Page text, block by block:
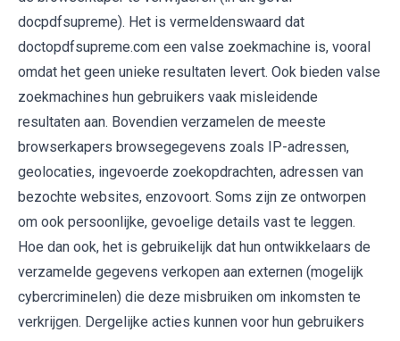
docpdfsupreme). Het is vermeldenswaard dat
doctopdfsupreme.com een ​​valse zoekmachine is, vooral
omdat het geen unieke resultaten levert. Ook bieden valse
zoekmachines hun gebruikers vaak misleidende
resultaten aan. Bovendien verzamelen de meeste
browserkapers browsegegevens zoals IP-adressen,
geolocaties, ingevoerde zoekopdrachten, adressen van
bezochte websites, enzovoort. Soms zijn ze ontworpen
om ook persoonlijke, gevoelige details vast te leggen.
Hoe dan ook, het is gebruikelijk dat hun ontwikkelaars de
verzamelde gegevens verkopen aan externen (mogelijk
cybercriminelen) die deze misbruiken om inkomsten te
verkrijgen. Dergelijke acties kunnen voor hun gebruikers